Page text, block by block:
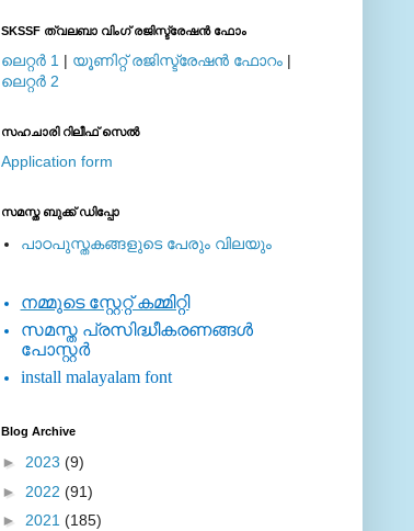
SKSSF ത്വലബാ വിംഗ് രജിസ്ട്രേഷന്‍ ഫോം
ലെറ്റര്‍ 1 | യൂണിറ്റ് രജിസ്ട്രേഷന്‍ ഫോറം |
ലെറ്റര്‍ 2
സഹചാരി റിലീഫ് സെല്‍
Application form
സമസ്ത ബുക്ക് ഡിപ്പോ
പാഠപുസ്തകങ്ങളുടെ പേരും വിലയും
നമ്മുടെ സ്റ്റേറ്റ് കമ്മിറ്റി
സമസ്ത പ്രസിദ്ധീകരണങ്ങള്‍
പോസ്റ്റര്‍
install malayalam font
Blog Archive
► 2023 (9)
► 2022 (91)
► 2021 (185)